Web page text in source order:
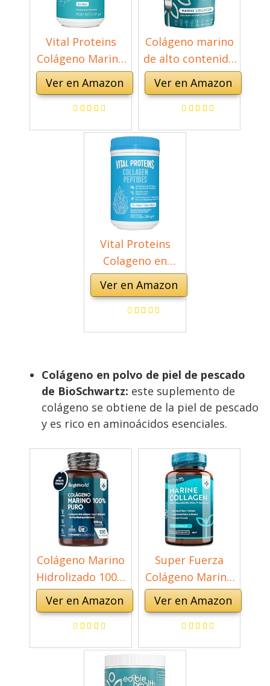
Vital Proteins
Colágeno Marino
en Polvo,
Suplemento de
Péptidos,
Colágeno
Hidrolizado, 221 g
Ver en Amazon
Colágeno marino
de alto contenido
proteico,
suplemento
regenerador en
polvo, péptidos
de colágeno para
dietas y uso
diario, colágeno
hidrolizado sin
carbohidratos, 1
Ver en Amazon
Vital Proteins
Colageno en
Polvo, Collagen
Peptides Criados
en Pastos,
Dietas Paleo,
Cetogénica,
Whole30, 284g
Ver en Amazon
Colágeno en polvo de piel de pescado
de BioSchwartz: este suplemento de
colágeno se obtiene de la piel de pescado
y es rico en aminoácidos esenciales.
Colágeno Marino
Hidrolizado 100%
Puro 1170mg -
120 Cápsulas
(Suministro para
2 Meses) -
Colágeno Tipo 1
de Naticol Sin
Ver en Amazon
Super Fuerza
Colágeno Marino
Dosis Alta 1000
mg, Ácido
Hialurónico,
Vitamina C y E |
90 cápsulas |
Biodisponibilidad
Ver en Amazon